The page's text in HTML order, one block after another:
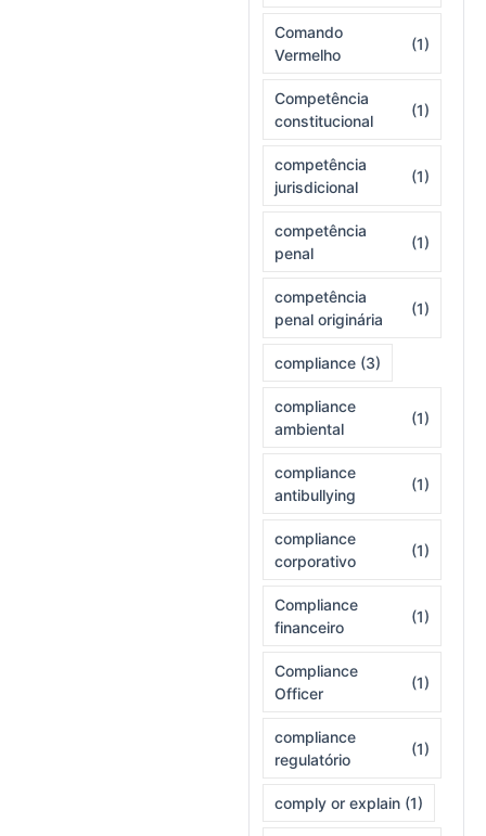
Comando
Vermelho
(1)
Competência
constitucional
(1)
competência
jurisdicional
(1)
competência
penal
(1)
competência
penal originária
(1)
compliance (3)
compliance
ambiental
(1)
compliance
antibullying
(1)
compliance
corporativo
(1)
Compliance
financeiro
(1)
Compliance
Officer
(1)
compliance
regulatório
(1)
comply or explain (1)